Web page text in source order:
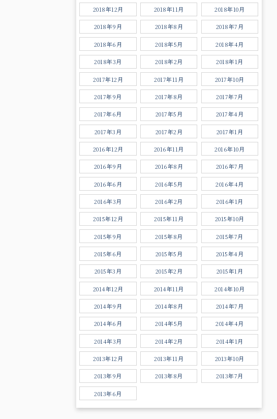
2018年12月 2018年11月 2018年10月
2018年9月 2018年8月 2018年7月
2018年6月 2018年5月 2018年4月
2018年3月 2018年2月 2018年1月
2017年12月 2017年11月 2017年10月
2017年9月 2017年8月 2017年7月
2017年6月 2017年5月 2017年4月
2017年3月 2017年2月 2017年1月
2016年12月 2016年11月 2016年10月
2016年9月 2016年8月 2016年7月
2016年6月 2016年5月 2016年4月
2016年3月 2016年2月 2016年1月
2015年12月 2015年11月 2015年10月
2015年9月 2015年8月 2015年7月
2015年6月 2015年5月 2015年4月
2015年3月 2015年2月 2015年1月
2014年12月 2014年11月 2014年10月
2014年9月 2014年8月 2014年7月
2014年6月 2014年5月 2014年4月
2014年3月 2014年2月 2014年1月
2013年12月 2013年11月 2013年10月
2013年9月 2013年8月 2013年7月
2013年6月